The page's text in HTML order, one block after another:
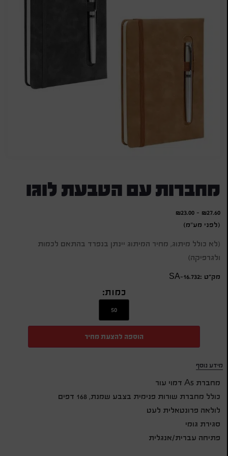
מחברות עם הטבעת לוגו
₪27.60
-
₪23.00
(לפני מע"מ)
(לא כולל מיתוג, מחיר המיתוג יינתן בנפרד בהתאם לכמות
ולגרפיקה)
מק״ט :SA-16.732
כמות:
הוספה להצעת מחיר
מידע נוסף
מחברת A5 דמוי עור
כולל מחברת שורות פנימית בצבע שמנת, 168 דפים
לולאה פרונטאלית לעט
סגירת גומי
פתיחה עברית/אנגלית